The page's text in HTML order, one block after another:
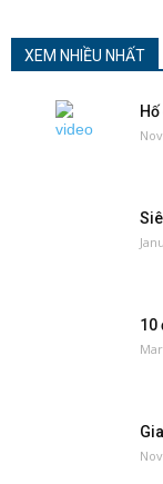
XEM NHIỀU NHẤT
10